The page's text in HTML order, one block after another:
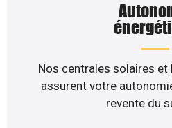
Nos centrales solaires et
assurent votre
revente du